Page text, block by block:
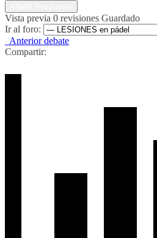
Vista previa 0 revisiones Guardado
Ir al foro:
Anterior debate
Compartir: